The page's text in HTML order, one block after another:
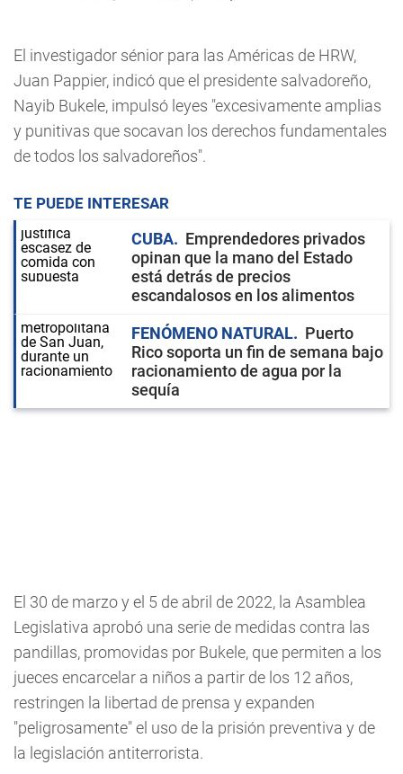
El investigador sénior para las Américas de HRW,
Juan Pappier, indicó que el presidente salvadoreño,
Nayib Bukele, impulsó leyes "excesivamente amplias
y punitivas que socavan los derechos fundamentales
de todos los salvadoreños".
TE PUEDE INTERESAR
CUBA
Emprendedores privados
opinan que la mano del Estado
está detrás de precios
escandalosos en los alimentos
FENÓMENO NATURAL
Puerto
Rico soporta un fin de semana bajo
racionamiento de agua por la
sequía
El 30 de marzo y el 5 de abril de 2022, la Asamblea
Legislativa aprobó una serie de medidas contra las
pandillas, promovidas por Bukele, que permiten a los
jueces encarcelar a niños a partir de los 12 años,
restringen la libertad de prensa y expanden
"peligrosamente" el uso de la prisión preventiva y de
la legislación antiterrorista.